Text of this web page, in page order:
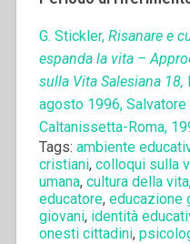
G. Stickler, Risanare e
espanda la vita –
sulla Vita Salesiana 18,
agosto 1996,
Caltanissetta-Roma,
Tags: ambiente
cristiani, colloqui sulla
umana, cultura della vita
educatore, educazione
giovani, identità
onesti cittadini,